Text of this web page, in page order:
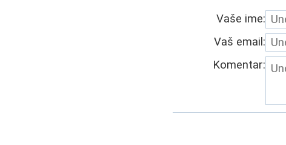
Vaše ime:
Vaš email:
Komentar: